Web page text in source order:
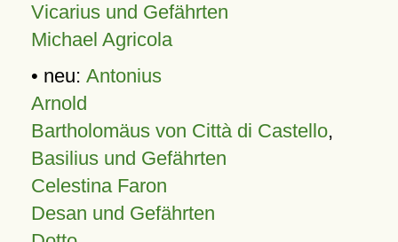
Vicarius und Gefährten
Michael Agricola
• neu: Antonius
Arnold
Bartholomäus von Città di Castello,
Basilius und Gefährten
Celestina Faron
Desan und Gefährten